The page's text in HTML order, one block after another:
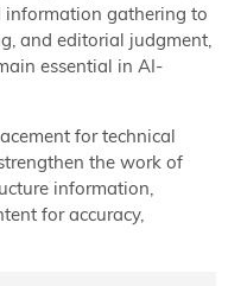
information gathering to
and editorial judgment,
essential in AI-
for technical
the work of
information,
for accuracy,